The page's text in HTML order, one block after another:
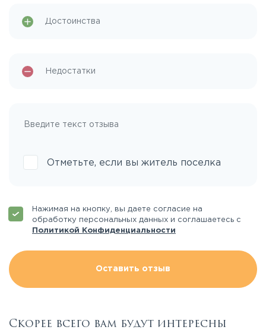
Отметьте, если вы житель поселка
Нажимая на кнопку, вы даете согласие на
обработку персональных данных и соглашаетесь с
Политикой Конфиденциальности
Оставить отзыв
Скорее всего вам будут интересны